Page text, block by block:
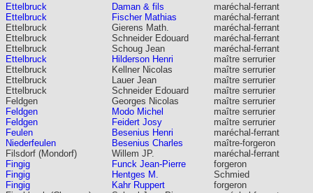
Ettelbruck Daman & fils
maréchal-ferrant
Ettelbruck
Fischer Mathias
maréchal-ferrant
Ettelbruck
Gierens Math.
maréchal-ferrant
Ettelbruck
Schneider Edouard
maréchal-ferrant
Ettelbruck
Schoug Jean
maréchal-ferrant
Ettelbruck
Hilderson Henri
maître serrurier
Ettelbruck
Kellner Nicolas
maître serrurier
Ettelbruck
Lauer Jean
maître serrurier
Ettelbruck
Schneider Edouard
maître serrurier
Feldgen
Georges Nicolas
maître serrurier
Feldgen
Modo Michel
maître serrurier
Feldgen
Feidert Josy
maître serrurier
Feulen
Besenius Henri
maréchal-ferrant
Niederfeulen
Besenius Charles
maître-forgeron
Filsdorf (Mondorf)
Willem JP.
maréchal-ferrant
Fingig
Funck Jean-Pierre
forgeron
Fingig
Hentges M.
Schmied
Fingig
Kahr Ruppert
forgeron